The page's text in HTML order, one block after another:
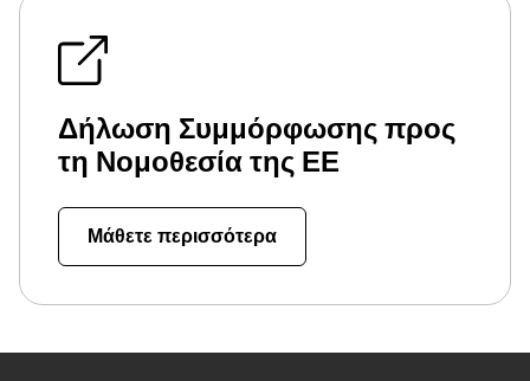
Δήλωση Συμμόρφωσης προς
τη Νομοθεσία της ΕΕ
Μάθετε περισσότερα